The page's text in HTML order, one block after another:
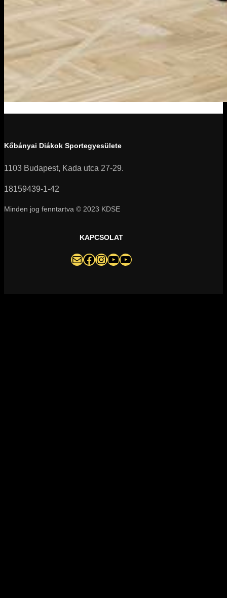
Kőbányai Diákok Sportegyesülete
1103 Budapest, Kada utca 27-29.
18159439-1-42
Minden jog fenntartva © 2023 KDSE
KAPCSOLAT
darazsak@darazsak.hu @kobanyaidarazsak @darazsak Kőbányai Darazsak csatorna Darazsak Online Basketball csatorna